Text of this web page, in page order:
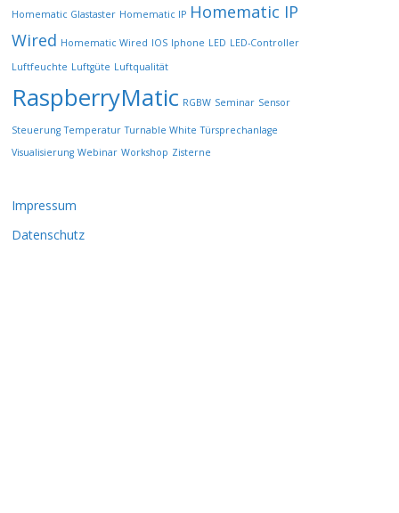
h
l
w
e
d
e
Homematic Glastaster Homematic IP Homematic IP
Wired Homematic Wired IOS Iphone LED LED-Controller
Luftfeuchte Luftgüte Luftqualität
RaspberryMatic RGBW Seminar Sensor
Steuerung Temperatur Turnable White Türsprechanlage
Visualisierung Webinar Workshop Zisterne
Impressum
Datenschutz